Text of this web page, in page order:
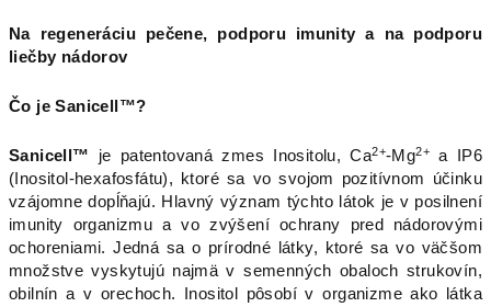
Na regeneráciu pečene, podporu imunity a na podporu
liečby nádorov
Čo je Sanicell™?
Sanicell™ je patentovaná zmes Inositolu, Ca2+-Mg2+
a IP6
(Inositol-hexafosfátu), ktoré sa vo svojom pozitívnom účinku
vzájomne dopĺňajú. Hlavný význam týchto látok je v posilnení
imunity organizmu a vo zvýšení ochrany pred nádorovými
ochoreniami. Jedná sa o prírodné látky, ktoré sa vo väčšom
množstve vyskytujú najmä v semenných obaloch strukovín,
obilnín a v orechoch. Inositol pôsobí v organizme ako látka